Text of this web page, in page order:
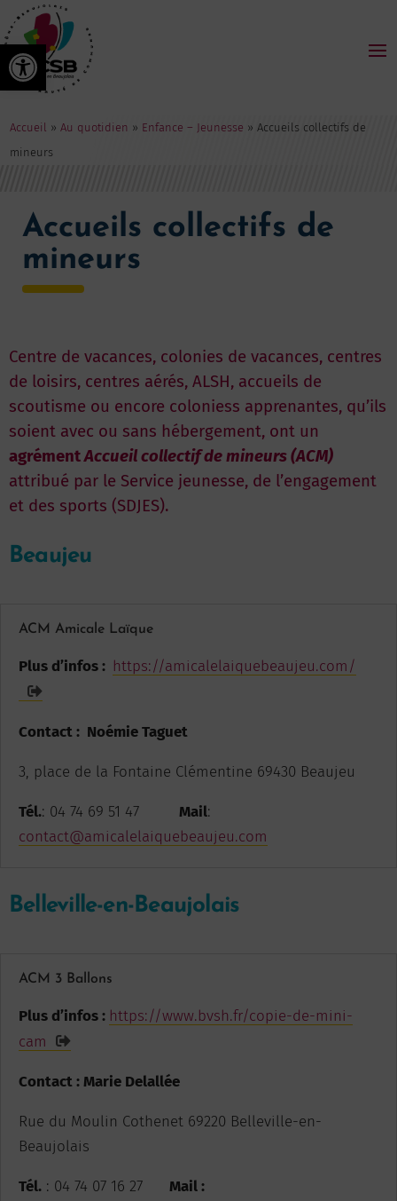
Ouvrir la barre d’outils
Accueil »Au quotidien » Enfance – Jeunesse »Accueils collectifs de
mineurs
Accueils collectifs de
mineurs
Centre de vacances, colonies de vacances, centres
de loisirs, centres aérés, ALSH, accueils de
scoutisme ou encore coloniess apprenantes, qu’ils
soient avec ou sans hébergement, ont un
agrémentAccueil collectif de mineurs (ACM)
attribué par le Service jeunesse, de l’engagement
et des sports (SDJES).
Beaujeu
ACM Amicale Laïque
Plus d’infos : https://amicalelaiquebeaujeu.com/
Contact : Noémie Taguet
3, place de la Fontaine Clémentine 69430 Beaujeu
Tél.: 04 74 69 51 47 Mail:
contact@amicalelaiquebeaujeu.com
Belleville-en-Beaujolais
ACM 3 Ballons
Plus d’infos : https://www.bvsh.fr/copie-de-mini-
cam
Contact : Marie Delallée
Rue du Moulin Cothenet 69220 Belleville-en-
Beaujolais
Tél. : 04 74 07 16 27 Mail :